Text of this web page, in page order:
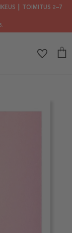
┃ TOIMITUS 2–7